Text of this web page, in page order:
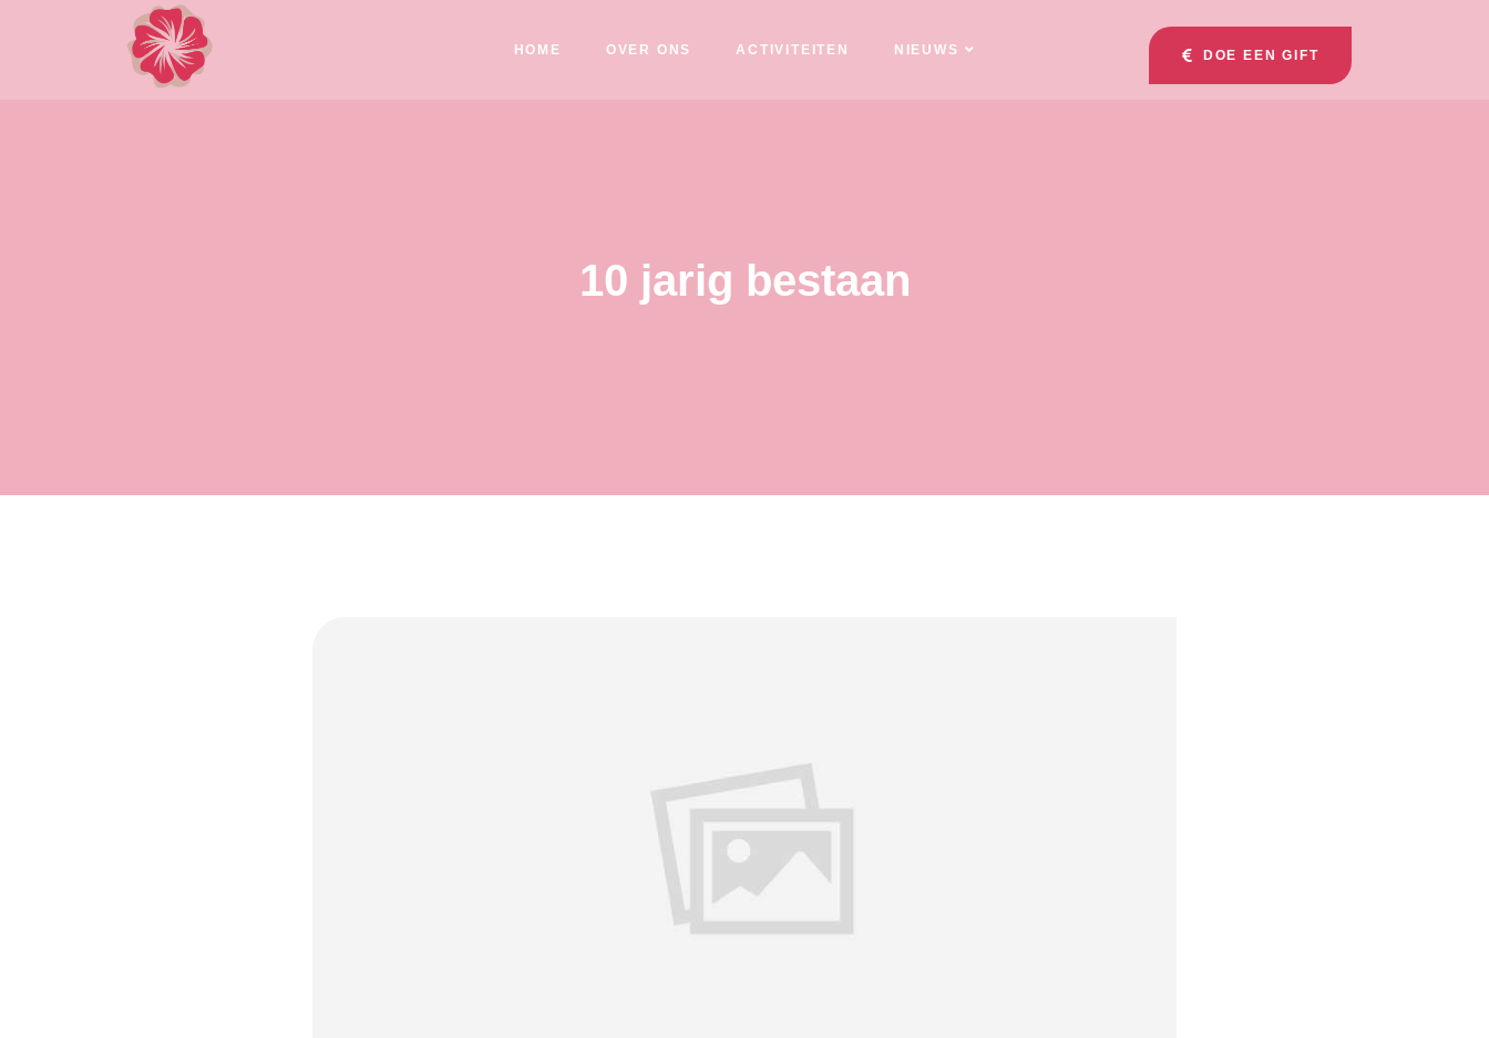
HOME OVER ONS ACTIVITEITEN NIEUWS DOE EEN GIFT
10 jarig bestaan